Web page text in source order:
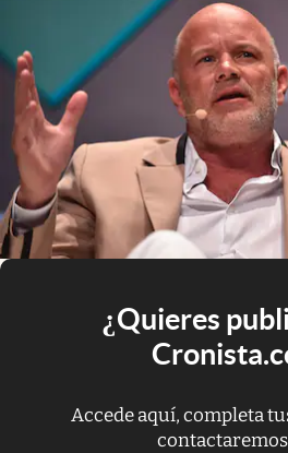
¿Quieres
Accede aquí, completa